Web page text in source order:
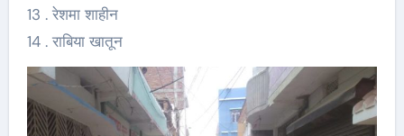
13 . रेशमा शाहीन
14 . राबिया खातून